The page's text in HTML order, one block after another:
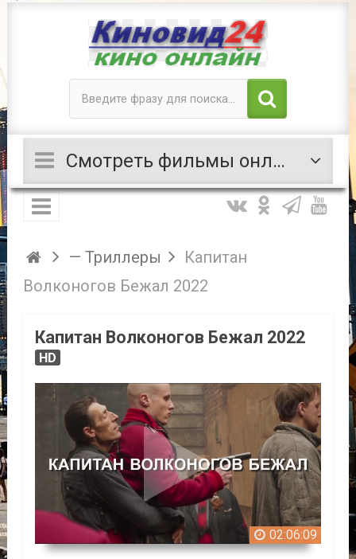
Смотреть фильмы онлайн
— Триллеры
Капитан
Волконогов Бежал 2022
Капитан Волконогов Бежал 2022
HD
02:06:09